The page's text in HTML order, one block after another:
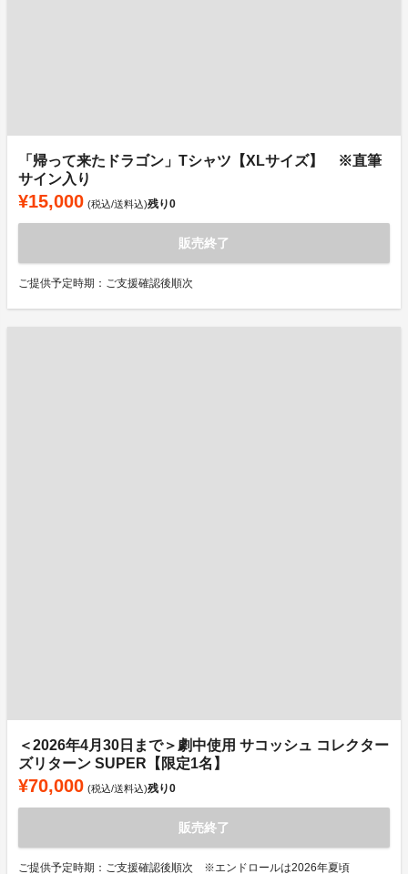
「帰って来たドラゴン」Tシャツ【XLサイズ】 ※直筆
サイン入り
¥15,000 (税込/送料込)残り0
販売終了
ご提供予定時期：ご支援確認後順次
＜2026年4月30日まで＞劇中使用 サコッシュ コレクター
ズリターン SUPER【限定1名】
¥70,000 (税込/送料込)残り0
販売終了
ご提供予定時期：ご支援確認後順次 ※エンドロールは2026年夏頃